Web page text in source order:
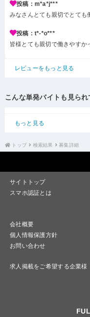
投稿：m*a*j***
みなさんとても親切でとても
投稿：t*-*o***
皆様とても親切で働きやす
レビューをもっと見る
こんな単発バイトも見られ
もっと見る
トップ 検索結果 募集詳細
サイトトップ
スマホ認証とは
会社概要
個人情報保護方針
お問い合わせ
求人掲載をご希望する企業様